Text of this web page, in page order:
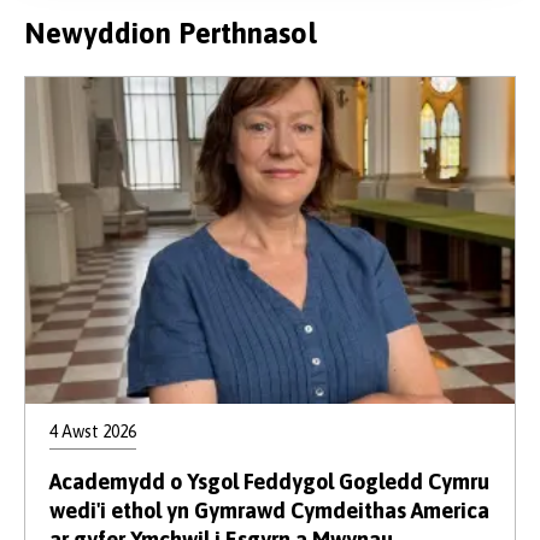
Newyddion Perthnasol
4 Awst 2026
Academydd o Ysgol Feddygol Gogledd Cymru
wedi'i ethol yn Gymrawd Cymdeithas America